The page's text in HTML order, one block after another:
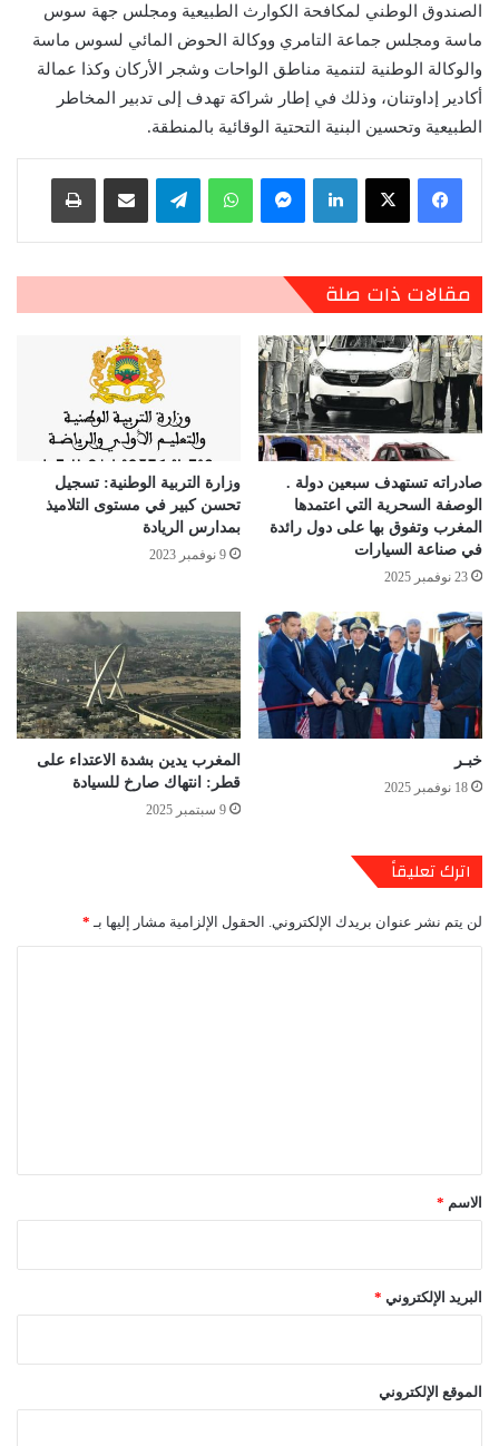
الصندوق الوطني لمكافحة الكوارث الطبيعية ومجلس جهة سوس
ماسة ومجلس جماعة التامري ووكالة الحوض المائي لسوس ماسة
والوكالة الوطنية لتنمية مناطق الواحات وشجر الأركان وكذا عمالة
أكادير إداوتنان، وذلك في إطار شراكة تهدف إلى تدبير المخاطر
الطبيعية وتحسين البنية التحتية الوقائية بالمنطقة.
لينكدإن ماسنجر واتساب تيلقرام مشاركة عبر البريد طباعة
مقالات ذات صلة
صادراته تستهدف سبعين دولة .
الوصفة السحرية التي اعتمدها
المغرب وتفوق بها على دول رائدة
في صناعة السيارات
23 نوفمبر 2025
وزارة التربية الوطنية: تسجيل
تحسن كبير في مستوى التلاميذ
بمدارس الريادة
9 نوفمبر 2023
خبـر
18 نوفمبر 2025
المغرب يدين بشدة الاعتداء على
قطر: انتهاك صارخ للسيادة
9 سبتمبر 2025
اترك تعليقاً
لن يتم نشر عنوان بريدك الإلكتروني. الحقول الإلزامية مشار إليها بـ *
*
الاسم *
البريد الإلكتروني *
الموقع الإلكتروني